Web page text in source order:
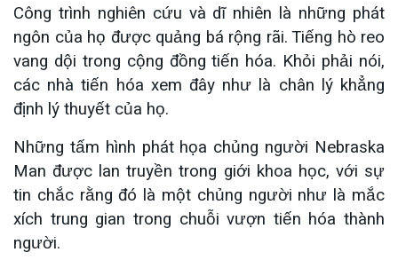
Công trình nghiên cứu và dĩ nhiên là những phát
ngôn của họ được quảng bá rộng rãi. Tiếng hò reo
vang dội trong cộng đồng tiến hóa. Khỏi phải nói,
các nhà tiến hóa xem đây như là chân lý khẳng
định lý thuyết của họ.
Những tấm hình phát họa chủng người Nebraska
Man được lan truyền trong giới khoa học, với sự
tin chắc rằng đó là một chủng người như là mắc
xích trung gian trong chuỗi vượn tiến hóa thành
người.